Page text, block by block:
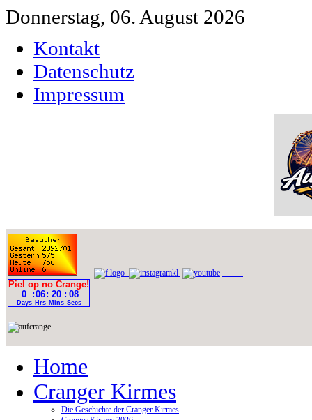
Donnerstag, 06. August 2026
Kontakt
Datenschutz
Impressum
Home
Cranger Kirmes
Die Geschichte der Cranger Kirmes